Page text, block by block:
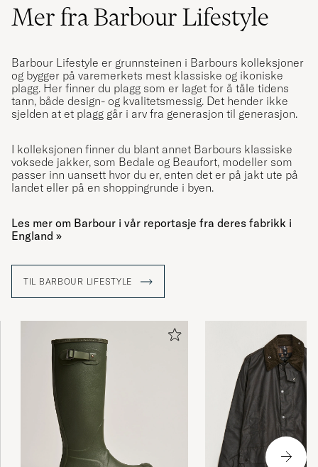
Mer fra Barbour Lifestyle
Barbour Lifestyle er grunnsteinen i Barbours kolleksjoner
og bygger på varemerkets mest klassiske og ikoniske
plagg. Her finner du plagg som er laget for å tåle tidens
tann, både design- og kvalitetsmessig. Det hender ikke
sjelden at et plagg går i arv fra generasjon til generasjon.
I kolleksjonen finner du blant annet Barbours klassiske
voksede jakker, som Bedale og Beaufort, modeller som
passer inn uansett hvor du er, enten det er på jakt ute på
landet eller på en shoppingrunde i byen.
Les mer om Barbour i vår reportasje fra deres fabrikk i
England »
TIL BARBOUR LIFESTYLE